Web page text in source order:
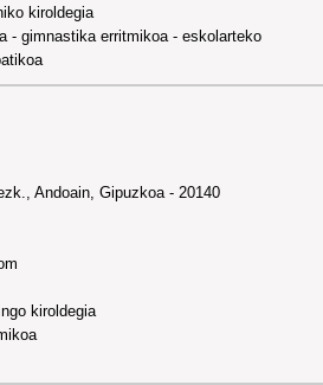
kiroldegia
- gimnastika erritmikoa - eskolarteko
Andoain, Gipuzkoa - 20140
kiroldegia